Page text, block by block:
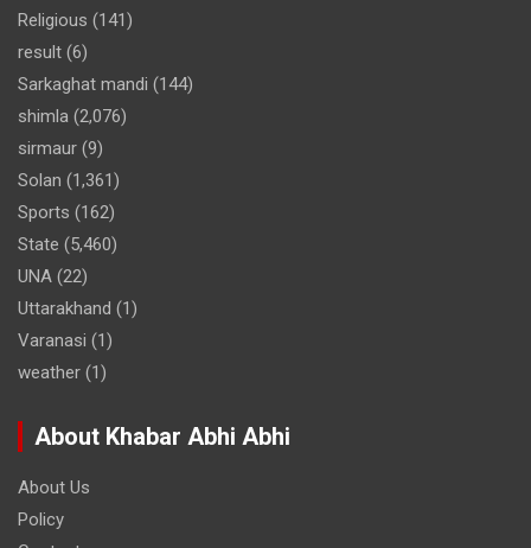
Religious (141)
result (6)
Sarkaghat mandi (144)
shimla (2,076)
sirmaur (9)
Solan (1,361)
Sports (162)
State (5,460)
UNA (22)
Uttarakhand (1)
Varanasi (1)
weather (1)
About Khabar Abhi Abhi
About Us
Policy